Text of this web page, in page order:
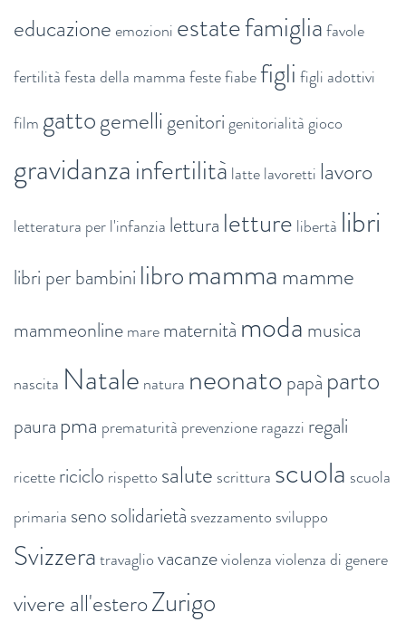
educazioneemozioni estatefamigliafavole
fertilitàfesta della mammafestefiabefigli figli adottivi
film gattogemelligenitorigenitorialitàgioco
gravidanzainfertilità lattelavoretti lavoro
letteratura per l'infanzia lettura letture libertà libri
libri per bambini libromamma mamme
mammeonlinemarematernità moda musica
nascita Natale natura neonatopapà parto
paura pma prematurità prevenzioneragazzi regali
ricettericiclo rispetto salute scrittura scuola scuola
primaria senosolidarietà svezzamento sviluppo
Svizzeratravagliovacanzeviolenzaviolenza di genere
vivere all'esteroZurigo